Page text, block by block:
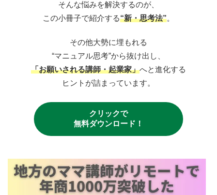
そんな悩みを解決するのが、
この小冊子で紹介する“新・思考法”。
その他大勢に埋もれる
“マニュアル思考”から抜け出し、
「お願いされる講師・起業家」へと進化する
ヒントが詰まっています。
クリックで
無料ダウンロード！